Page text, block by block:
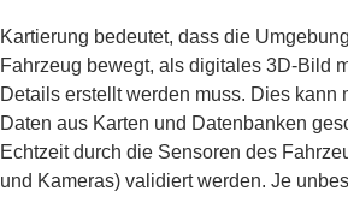
Kartierung bedeutet, dass die
Fahrzeug bewegt, als digitales 3D-Bild
Details erstellt werden muss. Dies kann
Daten aus Karten und Datenbanken
Echtzeit durch die Sensoren des
und Kameras) validiert werden. Je